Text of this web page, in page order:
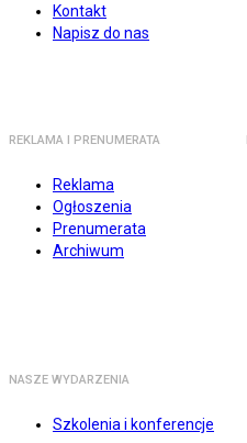
Kontakt
Napisz do nas
REKLAMA I PRENUMERATA
Reklama
Ogłoszenia
Prenumerata
Archiwum
NASZE WYDARZENIA
Szkolenia i konferencje